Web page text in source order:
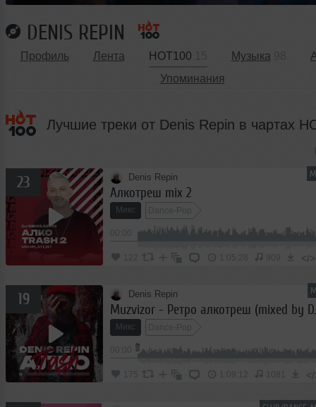
DENIS REPIN
Профиль Лента HOT100 Музыка
Упоминания
Лучшие треки от Denis Repin в чартах
23 Denis Repin
Алкотреш mix 2
Микс Dance-Pop
122 1:05:28 909 </>
19 Denis Repin
Muzvizor - Ретро алкотреш (mixed by
Микс Dance-Pop
175 1:09:12